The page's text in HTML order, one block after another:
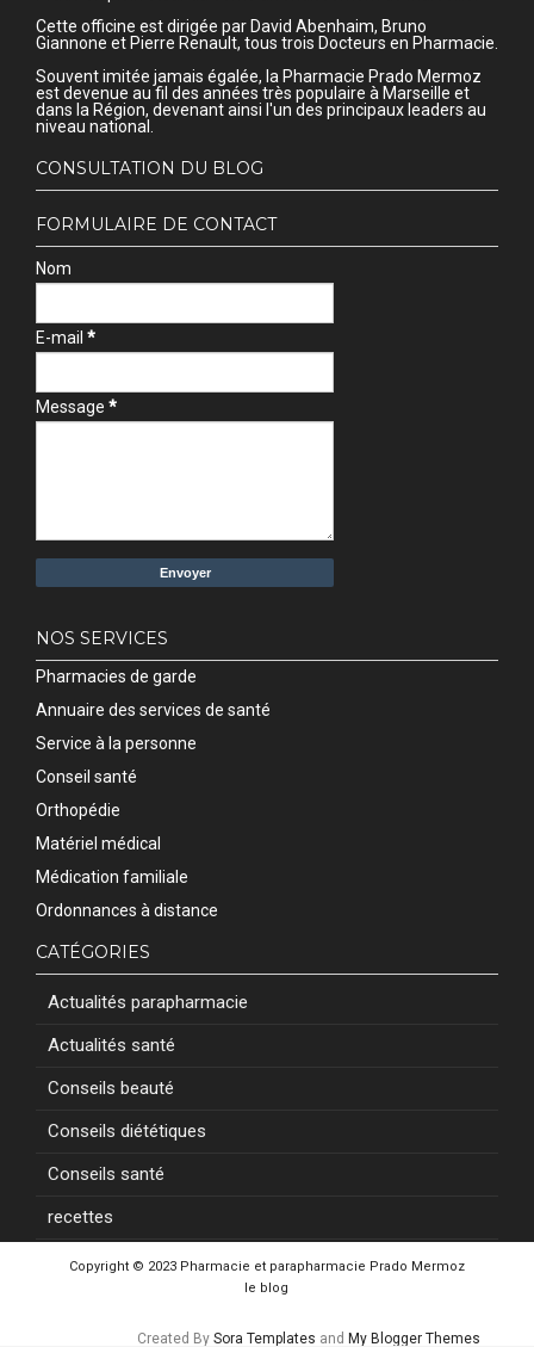
Cette officine est dirigée par David Abenhaim, Bruno
Giannone et Pierre Renault, tous trois Docteurs en Pharmacie.
Souvent imitée jamais égalée, la Pharmacie Prado Mermoz
est devenue au fil des années très populaire à Marseille et
dans la Région, devenant ainsi l'un des principaux leaders au
niveau national.
CONSULTATION DU BLOG
FORMULAIRE DE CONTACT
Nom
E-mail *
Message *
NOS SERVICES
Pharmacies de garde
Annuaire des services de santé
Service à la personne
Conseil santé
Orthopédie
Matériel médical
Médication familiale
Ordonnances à distance
CATÉGORIES
Actualités parapharmacie
Actualités santé
Conseils beauté
Conseils diététiques
Conseils santé
recettes
Copyright © 2023 Pharmacie et parapharmacie Prado Mermoz
le blog
Created BySora Templates and My Blogger Themes